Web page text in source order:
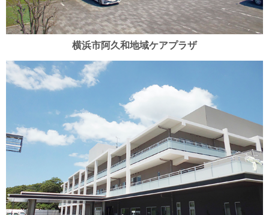
横浜市阿久和地域ケアプラザ